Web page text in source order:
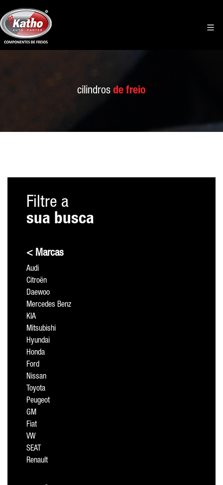
cilindros de freio
Filtre a
sua busca
< Marcas
Audi
Citroën
Daewoo
Mercedes Benz
KIA
Mitsubishi
Hyundai
Honda
Ford
Nissan
Toyota
Peugeot
GM
Fiat
VW
SEAT
Renault